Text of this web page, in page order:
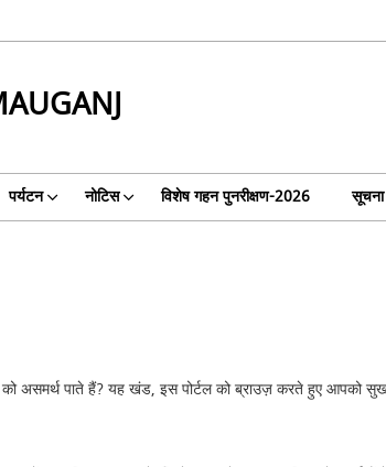
पर्यटन नोटिस विशेष गहन पुनरीक्षण-2026
असमर्थ पाते हैं? यह खंड, इस पोर्टल को ब्राउज़ करते हुए आपको